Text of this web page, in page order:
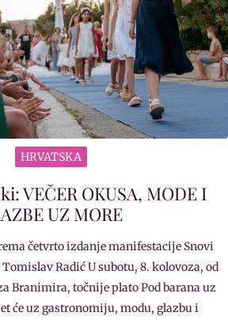
HRVATSKA
VEČER OKUSA, MODE I
UZ MORE
četvrto izdanje manifestacije Snovi
Radić U subotu, 8. kolovoza, od
Branimira, točnije plato Pod barana uz
će uz gastronomiju, modu, glazbu i